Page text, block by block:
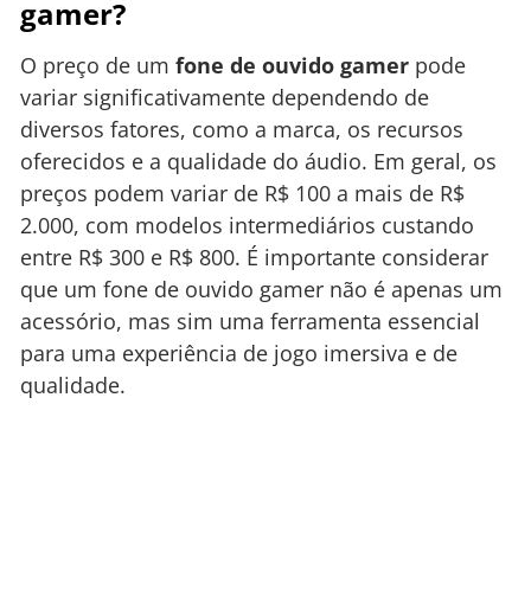
gamer?
O preço de um fone de ouvido gamer pode
variar significativamente dependendo de
diversos fatores, como a marca, os recursos
oferecidos e a qualidade do áudio. Em geral, os
preços podem variar de R$ 100 a mais de R$
2.000, com modelos intermediários custando
entre R$ 300 e R$ 800. É importante considerar
que um fone de ouvido gamer não é apenas um
acessório, mas sim uma ferramenta essencial
para uma experiência de jogo imersiva e de
qualidade.